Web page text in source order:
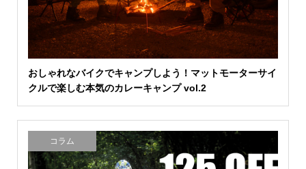
おしゃれなバイクでキャンプしよう！マットモーターサイ
クルで楽しむ本気のカレーキャンプ vol.2
コラム